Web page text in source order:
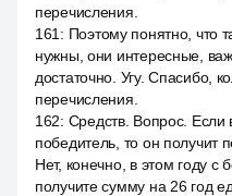
перечисления.
161 : Поэтому понятно, что
нужны, они интересные,
достаточно. Угу. Спасибо,
перечисления.
162: Средств. Вопрос. Если
победитель, то он получит
Нет, конечно, в этом году с
получите сумму на 26 год